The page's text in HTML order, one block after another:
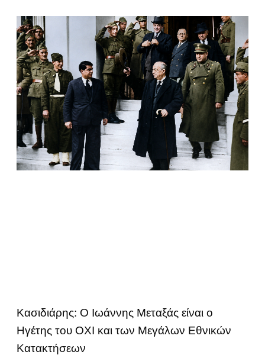
Κασιδιάρης: Ο Ιωάννης Μεταξάς είναι ο
Ηγέτης του ΟΧΙ και των Μεγάλων Εθνικών
Κατακτήσεων